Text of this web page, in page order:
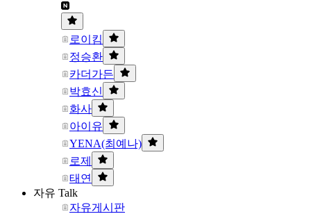
로이킴
정승환
카더가든
박효신
화사
아이유
YENA(최예나)
로제
태연
자유 Talk
자유게시판